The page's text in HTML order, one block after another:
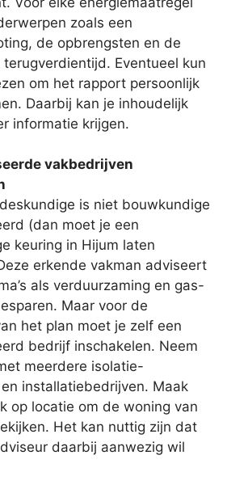
zoals een
de opbrengsten en de
Eventueel kun
om het rapport persoonlijk
Daarbij kan je inhoudelijk
informatie krijgen.
vakbedrijven
is niet bouwkundige
(dan moet je een
keuring in Hijum laten
erkende vakman adviseert
als verduurzaming en gas-
Maar voor de
het plan moet je zelf een
bedrijf inschakelen. Neem
meerdere isolatie-
installatiebedrijven. Maak
op locatie om de woning van
Het kan nuttig zijn dat
daarbij aanwezig wil